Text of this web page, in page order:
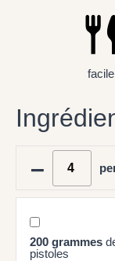
facile
–
200 grammes
pistoles